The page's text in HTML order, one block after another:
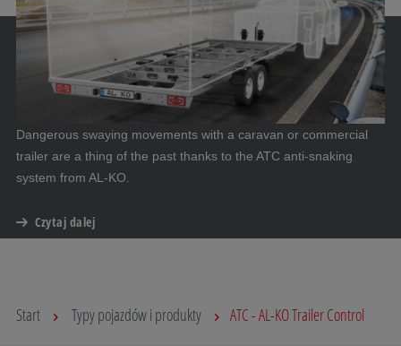
Dangerous swaying movements with a caravan or commercial
trailer are a thing of the past thanks to the ATC anti-snaking
system from AL-KO.
Czytaj dalej
Start Typy pojazdów i produkty ATC - AL-KO Trailer Control